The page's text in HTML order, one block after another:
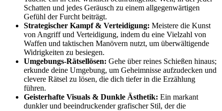
Schatten und jedes Geräusch zu einem allgegenwärtigen
Gefühl der Furcht beiträgt.
Strategischer Kampf & Verteidigung: Meistere die Kunst
von Angriff und Verteidigung, indem du eine Vielzahl von
Waffen und taktischen Manövern nutzt, um überwältigende
Widrigkeiten zu besiegen.
Umgebungs-Rätsellösen: Gehe über reines Schießen hinaus;
erkunde deine Umgebung, um Geheimnisse aufzudecken und
clevere Rätsel zu lösen, die dich tiefer in die Erzählung
führen.
Geisterhafte Visuals & Dunkle Ästhetik: Ein markant
dunkler und beeindruckender grafischer Stil, der die